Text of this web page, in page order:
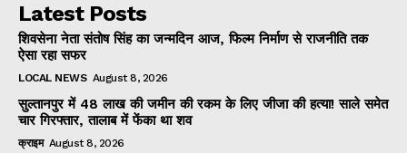
Latest Posts
शिवसेना नेता संतोष सिंह का जन्मदिन आज, फिल्म निर्माण से राजनीति तक
ऐसा रहा सफर
LOCAL NEWS August 8, 2026
सुल्तानपुर में 48 लाख की जमीन की रकम के लिए जीजा की हत्या! साले समेत
चार गिरफ्तार, तालाब में फेंका था शव
क्राइम August 8, 2026